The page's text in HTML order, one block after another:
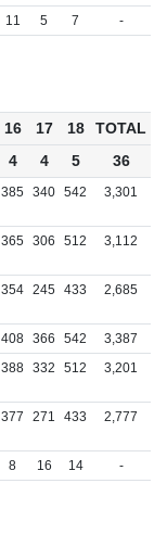
11 5 7 -
16 17 18
TOTAL
4 4 5 36
385 340 542 3,301
365 306 512 3,112
354 245 433 2,685
408 366 542
3,387
388 332 512 3,201
377 271 433 2,777
8 16 14 -